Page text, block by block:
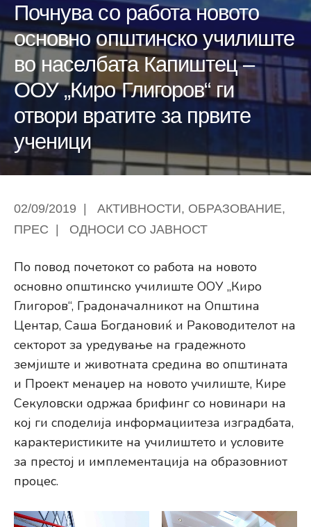
Почнува со работа новото
основно општинско училиште
во населбата Капиштец –
ООУ „Киро Глигоров“ ги
отвори вратите за првите
ученици
02/09/2019 АКТИВНОСТИ, ОБРАЗОВАНИЕ,
ПРЕС
ОДНОСИ СО ЈАВНОСТ
По повод почетокот со работа на новото
основно општинско училиште ООУ „Киро
Глигоров“, Градоначалникот на Општина
Центар, Саша Богдановиќ и Раководителот на
секторот за уредување на градежното
земјиште и животната средина во општината
и Проект менаџер на новото училиште, Кире
Секуловски одржаа брифинг со новинари на
кој ги споделија информациитеза изградбата,
карактеристиките на училиштето и условите
за престој и имплементација на образовниот
процес.